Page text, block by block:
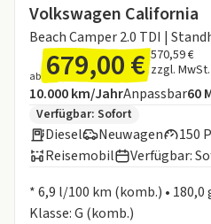
Volkswagen California
ab 679,00 € 570,59 €
zzgl. MwSt.
Angebotsdetails:
Inklusive Laufleistung
10.000 km/JahrAnpassbar60
Zusätzliche
Verfügbar: Sofort
Diesel Neuwagen 150
Reisemobil
Verfügbar:
* 6,9 l/100 km (komb.) • 180,0
Klasse: G (komb.)